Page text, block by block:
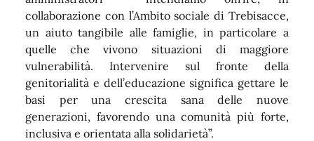
collaborazione con l’Ambito sociale di Trebisacce,
un aiuto tangibile alle famiglie, in particolare a
quelle che vivono situazioni di maggiore
vulnerabilità. Intervenire sul fronte della
genitorialità e dell’educazione significa gettare le
basi per una crescita sana delle nuove
generazioni, favorendo una comunità più forte,
inclusiva e orientata alla solidarietà”.